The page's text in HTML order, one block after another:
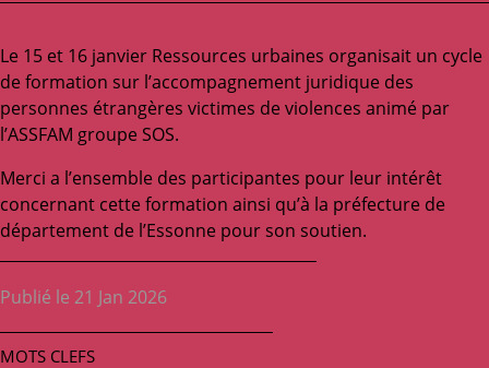
Le 15 et 16 janvier Ressources urbaines organisait un cycle
de formation sur l’accompagnement juridique des
personnes étrangères victimes de violences animé par
l’ASSFAM groupe SOS.
Merci a l’ensemble des participantes pour leur intérêt
concernant cette formation ainsi qu’à la préfecture de
département de l’Essonne pour son soutien.
Publié le 21 Jan 2026
MOTS CLEFS